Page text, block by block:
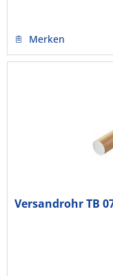
Merken
Versandrohr TB